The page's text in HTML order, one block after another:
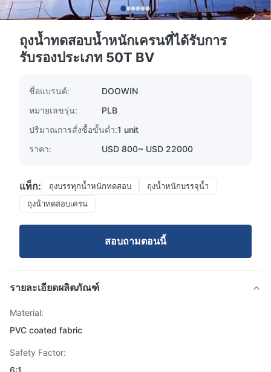
ถุงน้ำทดสอบน้ำหนักเครนที่ได้รับการ
รับรองประเภท 50T BV
ชื่อแบรนด์:
DOOWIN
หมายเลขรุ่น:
PLB
ปริมาณการสั่งซื้อขั้นต่ำ:1 unit
ราคา:
USD 800~ USD 22000
แท็ก: ถุงบรรทุกน้ำหนักทดสอบ
ถุงน้ำหนักบรรจุน้ำ
ถุงน้ําทดสอบเครน
สอบถามตอนนี้
รายละเอียดผลิตภัณฑ์
Material:
PVC coated fabric
Safety Factor:
6:1